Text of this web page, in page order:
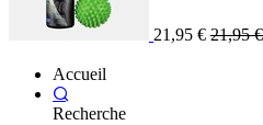
21,95 € 21,95€
Accueil
Recherche